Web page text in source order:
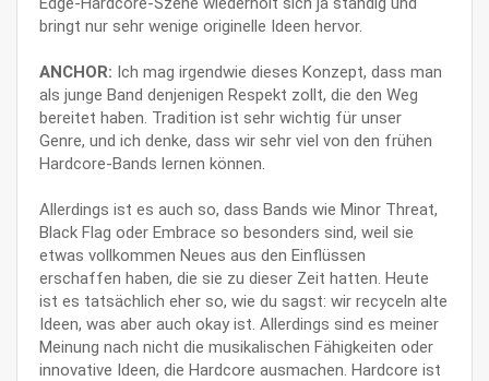
bringt nur sehr wenige originelle Ideen hervor.
ANCHOR: Ich mag irgendwie dieses Konzept, dass man
als junge Band denjenigen Respekt zollt, die den Weg
bereitet haben. Tradition ist sehr wichtig für unser
Genre, und ich denke, dass wir sehr viel von den frühen
Hardcore-Bands lernen können.
Allerdings ist es auch so, dass Bands wie Minor Threat,
Black Flag oder Embrace so besonders sind, weil sie
etwas vollkommen Neues aus den Einflüssen
erschaffen haben, die sie zu dieser Zeit hatten. Heute
ist es tatsächlich eher so, wie du sagst: wir recyceln alte
Ideen, was aber auch okay ist. Allerdings sind es meiner
Meinung nach nicht die musikalischen Fähigkeiten oder
innovative Ideen, die Hardcore ausmachen. Hardcore ist